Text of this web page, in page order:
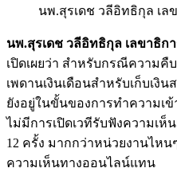
นพ.สุรเดช วลีอิทธิกุล เ
นพ.สุรเดช วลีอิทธิกุล เลขาธิก
เปิดเผยว่า สำหรับกรณีความคื
เพดานเงินเดือนสำหรับเก็บเ
ยังอยู่ในขั้นของการทำความเ
ไม่มีการเปิดเวทีรับฟังความเห็
12 ครั้ง มากกว่าหน่วยงานไห
ความเห็นทางออนไลน์แทน